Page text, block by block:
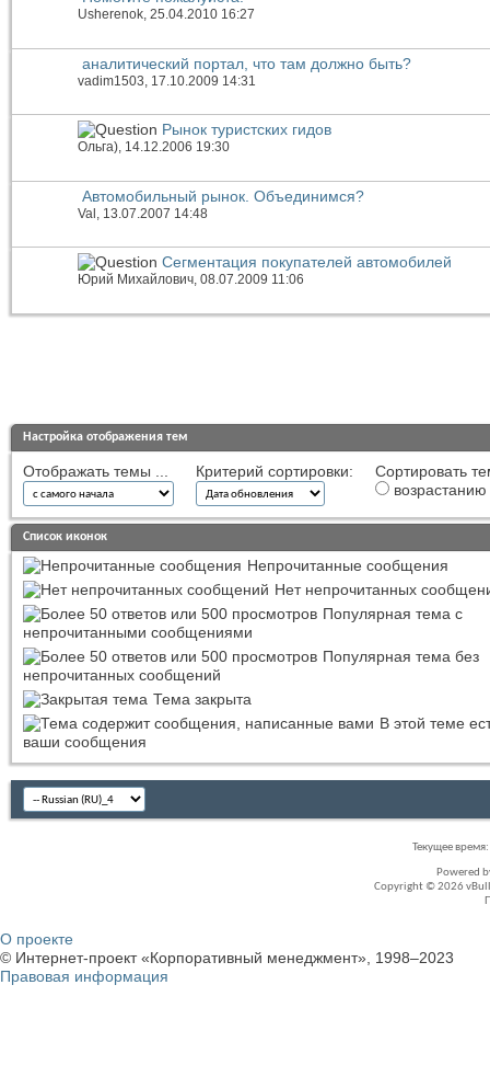
Usherenok, 25.04.2010 16:27
аналитический портал, что там должно быть?
vadim1503 , 17.10.2009 14:31
Рынок туристских гидов
Ольга), 14.12.2006 19:30
Автомобильный рынок. Объединимся?
Val , 13.07.2007 14:48
Сегментация покупателей автомобилей
Юрий Михайлович, 08.07.2009 11:06
Настройка отображения тем
Отображать темы ... Критерий сортировки:
Сортировать
возрастанию
Список иконок
Непрочитанные сообщения
Нет непрочитанных
Популярная тема с
непрочитанными сообщениями
Популярная тема без
непрочитанных сообщений
Тема закрыта
В этой теме
ваши сообщения
Текущее время:
Powered
Copyright © 2026
О проекте
© Интернет-проект «Корпоративный менеджмент», 1998–2023
Правовая информация